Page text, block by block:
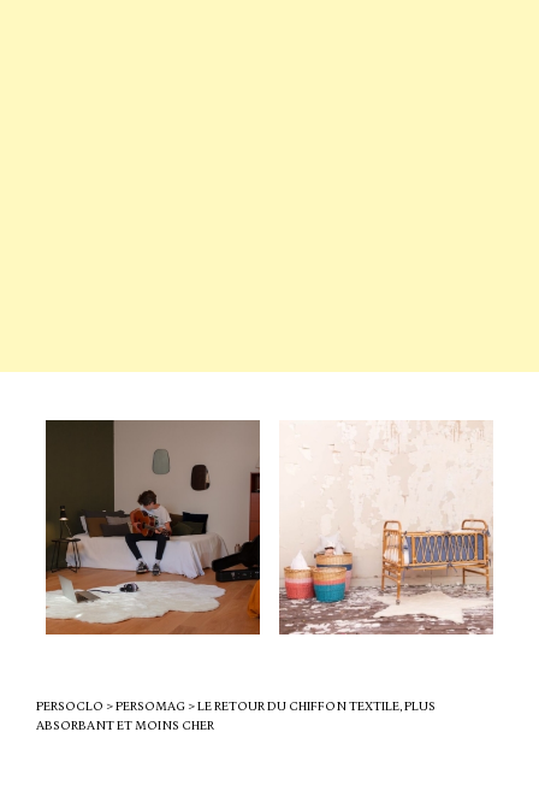
PERSOCLO >PERSOMAG >LE RETOUR DU CHIFFON TEXTILE, PLUS
ABSORBANT ET MOINS CHER